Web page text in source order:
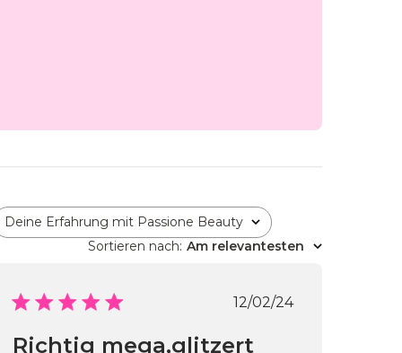
Deine Erfahrung mit Passione Beauty
Alle
Sortieren nach: Am relevantesten
12/02/24
Richtig mega,glitzert